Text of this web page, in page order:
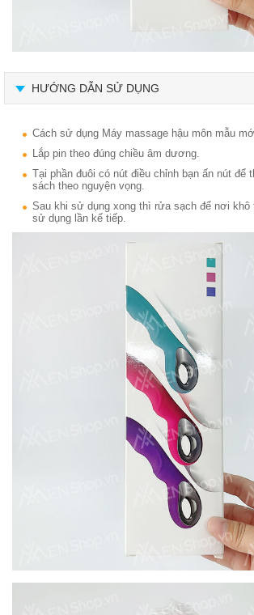
HƯỚNG DẪN SỬ DỤNG
Cách sử dụng Máy massage hậu môn mẫu
Lắp pin theo đúng chiều âm dương.
Tại phần đuôi có nút điều chỉnh bạn ấn nút để
sách theo nguyện vọng.
Sau khi sử dụng xong thì rửa sạch để nơi khô
sử dụng lần kế tiếp.